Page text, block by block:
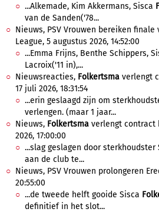
...Alkemade, Kim Akkermans, Sisca
van de Sanden('78...
Nieuws, PSV Vrouwen bereiken finale
League, 5 augustus 2026, 14:52:00
...Emma Frijns, Benthe Schippers,
Lacroix('11 in),...
Nieuwsreacties, Folkertsma verlengt
17 juli 2026, 18:31:54
...erin geslaagd zijn om
verlengen. (maar 1 jaar...
Nieuws, Folkertsma verlengt contract
2026, 17:00:00
...slag geslagen door sterkhoudster
aan de club te...
Nieuws, PSV Vrouwen prolongeren
20:55:00
...de tweede helft gooide Sisca
definitief in het slot...